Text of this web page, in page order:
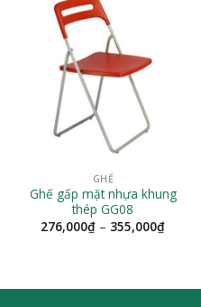
GHẾ
Ghế gấp mặt nhựa khung
thép GG08
276,000₫ – 355,000₫Khoảng